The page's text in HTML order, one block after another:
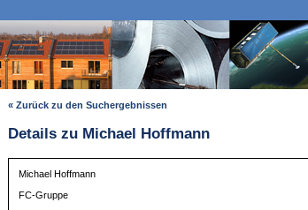
« Zurück zu den Suchergebnissen
Details zu Michael Hoffmann
Michael Hoffmann
FC-Gruppe